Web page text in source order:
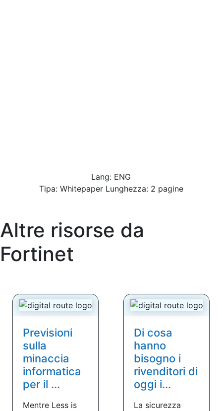
Lang: ENG
Tipa: Whitepaper Lunghezza: 2 pagine
Altre risorse da
Fortinet
Previsioni
sulla
minaccia
informatica
per il ...
Mentre Less is
Di cosa
hanno
bisogno i
rivenditori di
oggi i...
La sicurezza